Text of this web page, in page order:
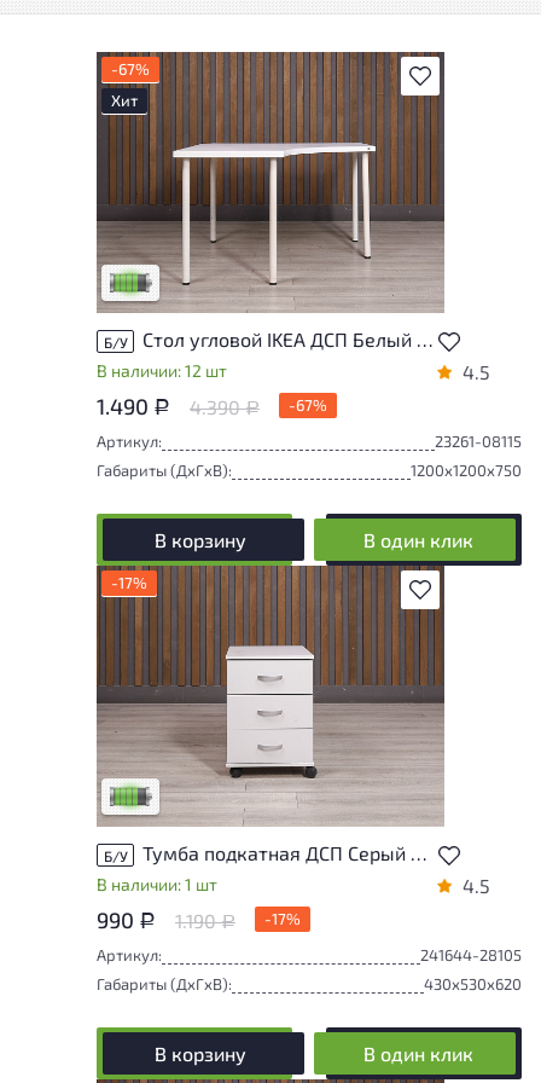
В избранное
-67%
Хит
У товара присутствуют незначительные
следы эксплуатации, не влияющие на
удобство его использования
Низкая степень износа
Б/У Стол угловой IKEA ДСП Белый Россия
В наличии: 12 шт 4.5
1.490 Р 4.390Р
-67%
Артикул:
23261-08115
Габариты (ДxГxВ):
1200x1200x750
В корзину В один клик
В избранное
-17%
У товара присутствуют незначительные
следы эксплуатации, не влияющие на
удобство его использования
Низкая степень износа
Б/У Тумба подкатная ДСП Серый Россия
В наличии: 1 шт 4.5
990 Р 1.190Р
-17%
Артикул:
241644-28105
Габариты (ДxГxВ):
430x530x620
В корзину В один клик